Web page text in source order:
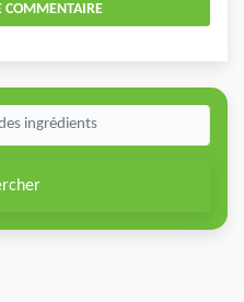
COMMENTAIRE